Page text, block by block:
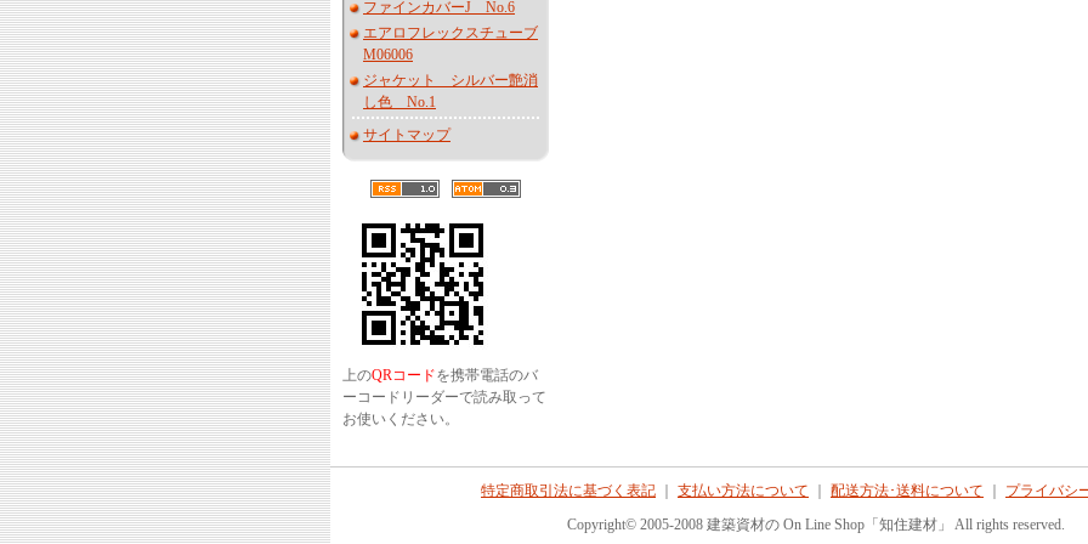
ファインカバーJ No.6
エアロフレックスチューブ
M06006
ジャケット シルバー艶消
し色 No.1
サイトマップ
上のQRコードを携帯電話のバ
ーコードリーダーで読み取って
お使いください。
特定商取引法に基づく表記 支払い方法について 配送方法･送料について
プライバシ
Copyright© 2005-2008 建築資材の On Line Shop「知住建材」 All rights reserved.